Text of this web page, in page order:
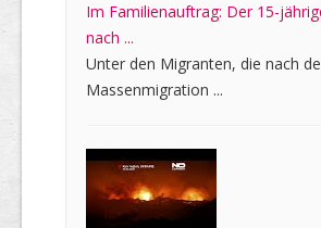
Im Familienauftrag: Der 15-
nach ...
Unter den Migranten, die nach
Massenmigration ...